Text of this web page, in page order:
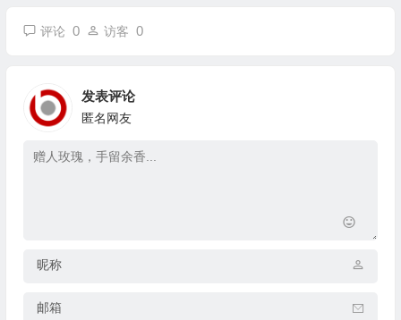
评论 0 访客 0
发表评论
匿名网友
昵称
邮箱